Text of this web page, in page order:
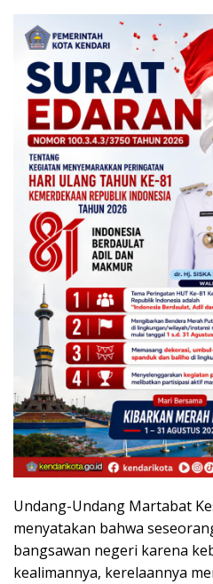
Undang-Undang Martabat
menyatakan bahwa
bangsawan negeri karena
kealimannya, kerelaannya